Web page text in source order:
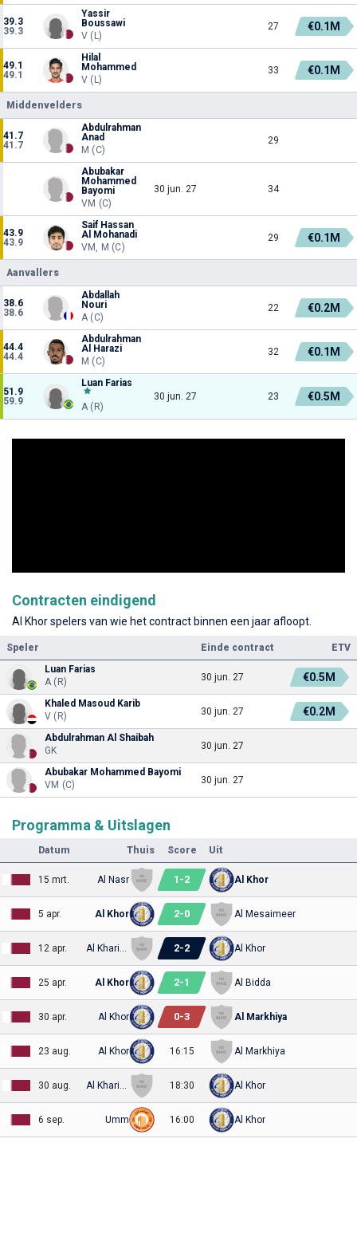
39.3
39.3
Yassir
Boussawi
V (L)
27 €0.1M
49.1
49.1
Hilal
Mohammed
V (L)
33 €0.1M
Middenvelders
41.7
41.7
Abdulrahman
Anad
M (C)
29
Abubakar
Mohammed
Bayomi
VM (C)
30 jun. 27 34
43.9
43.9
Saif Hassan
Al Mohanadi
VM, M (C)
29 €0.1M
Aanvallers
38.6
38.6
Abdallah
Nouri
A (C)
22 €0.2M
44.4
44.4
Abdulrahman
Al Harazi
M (C)
32 €0.1M
51.9
59.9
Luan Farias
A (R)
30 jun. 27 23 €0.5M
Contracten eindigend
Al Khor spelers van wie het contract binnen een jaar afloopt.
Speler Einde contract
ETV
Luan Farias
A (R)
30 jun. 27 €0.5M
Khaled Masoud Karib
V (R)
30 jun. 27 €0.2M
Abdulrahman Al Shaibah
GK
30 jun. 27
Abubakar Mohammed Bayomi
VM (C)
30 jun. 27
Programma & Uitslagen
Datum Thuis Score Uit
15 mrt. Al Nasr 1 -2 Al Khor
5 apr. Al Khor 2-0 Al Mesaimeer
12 apr. Al Kharitiyath 2-2 Al Khor
25 apr. Al Khor 2-1 Al Bidda
30 apr. Al Khor 0-3 Al Markhiya
23 aug. Al Khor 16:15 Al Markhiya
30 aug. Al Kharitiyath 18:30 Al Khor
6 sep. Umm 16:00 Al Khor